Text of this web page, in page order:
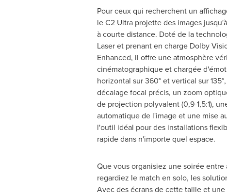
Pour ceux qui recherchent un
le C2 Ultra projette des images
à courte distance. Doté de la
Laser et prenant en charge Dolby
Enhanced, il offre une atmosphère
cinématographique et chargée
horizontal sur 360° et vertical sur
décalage focal précis, un zoom
de projection polyvalent (0,9-1,5:1),
automatique de l'image et une mise
l'outil idéal pour des installations
rapide dans n'importe quel espace.
Que vous organisiez une soirée entre
regardiez le match en solo, les
Avec des écrans de cette taille et